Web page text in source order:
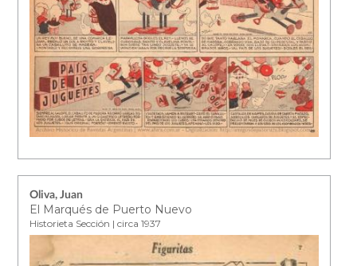
Oliva, Juan
El Marqués de Puerto Nuevo
Historieta Sección | circa 1937